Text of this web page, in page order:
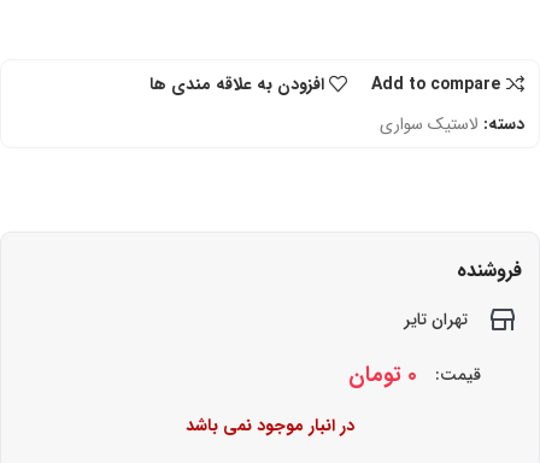
Add to compare
افزودن به علاقه مندی ها
دسته: لاستیک سواری
فروشنده
تهران تایر
قیمت: 0 تومان
در انبار موجود نمی باشد